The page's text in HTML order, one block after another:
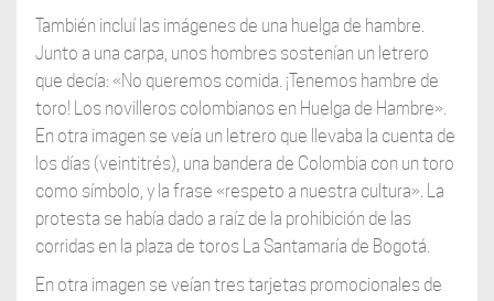
También incluí las imágenes de una huelga de hambre.
Junto a una carpa, unos hombres sostenían un letrero
que decía: «No queremos comida. ¡Tenemos hambre de
toro! Los novilleros colombianos en Huelga de Hambre».
En otra imagen se veía un letrero que llevaba la cuenta de
los días (veintitrés), una bandera de Colombia con un toro
como símbolo, y la frase «respeto a nuestra cultura». La
protesta se había dado a raíz de la prohibición de las
corridas en la plaza de toros La Santamaría de Bogotá.
En otra imagen se veían tres tarjetas promocionales de